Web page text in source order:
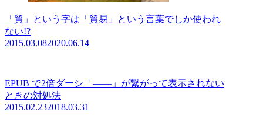
「貿」という字は「貿易」という言葉でしか使われ
ない!?
2015.03.082020.06.14
EPUB で2倍ダーシ「——」が繋がって表示されない
ときの対処法
2015.02.232018.03.31